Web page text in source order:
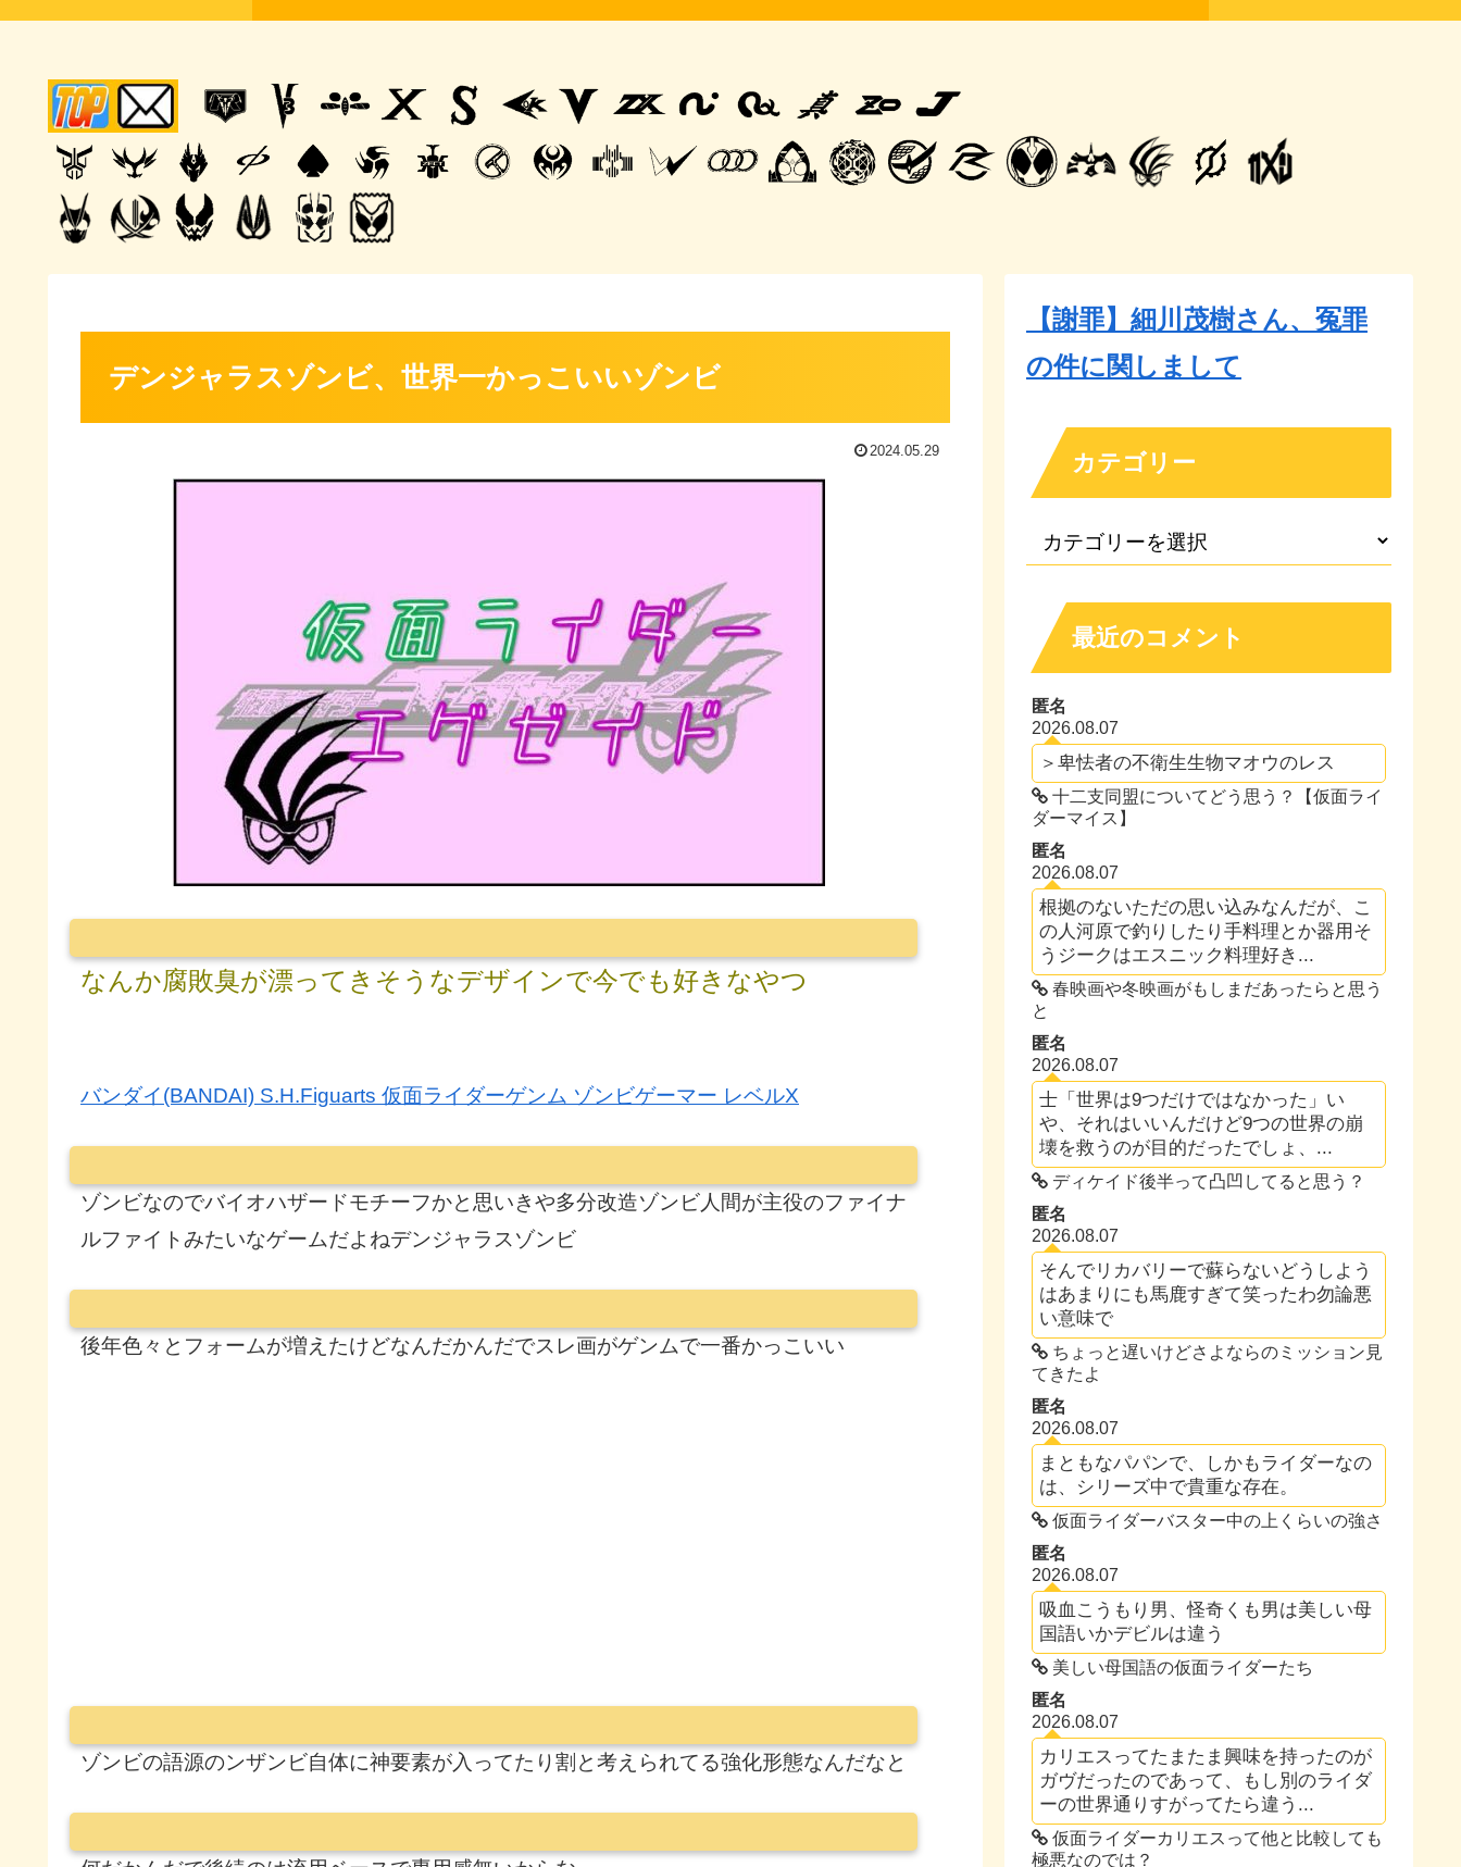
デンジャラスゾンビ、世界一かっこいいゾンビ
2024.05.29
なんか腐敗臭が漂ってきそうなデザインで今でも好きなやつ
バンダイ(BANDAI) S.H.Figuarts 仮面ライダーゲンム ゾンビゲーマー レベルX
ゾンビなのでバイオハザードモチーフかと思いきや多分改造ゾンビ人間が主役のファイナ
ルファイトみたいなゲームだよねデンジャラスゾンビ
後年色々とフォームが増えたけどなんだかんだでスレ画がゲンムで一番かっこいい
ゾンビの語源のンザンビ自体に神要素が入ってたり割と考えられてる強化形態なんだなと
【謝罪】細川茂樹さん、冤罪
の件に関しまして
カテゴリー
最近のコメント
匿名
2026.08.07
＞卑怯者の不衛生生物マオウのレス
十二支同盟についてどう思う？【仮面ライ
ダーマイス】
匿名
2026.08.07
根拠のないただの思い込みなんだが、こ
の人河原で釣りしたり手料理とか器用そ
うジークはエスニック料理好き...
春映画や冬映画がもしまだあったらと思う
と
匿名
2026.08.07
士「世界は9つだけではなかった」い
や、それはいいんだけど9つの世界の崩
壊を救うのが目的だったでしょ、...
ディケイド後半って凸凹してると思う？
匿名
2026.08.07
そんでリカバリーで蘇らないどうしよう
はあまりにも馬鹿すぎて笑ったわ勿論悪
い意味で
ちょっと遅いけどさよならのミッション見
てきたよ
匿名
2026.08.07
まともなパパンで、しかもライダーなの
は、シリーズ中で貴重な存在。
仮面ライダーバスター中の上くらいの強さ
匿名
2026.08.07
吸血こうもり男、怪奇くも男は美しい母
国語いかデビルは違う
美しい母国語の仮面ライダーたち
匿名
2026.08.07
カリエスってたまたま興味を持ったのが
ガヴだったのであって、もし別のライダ
ーの世界通りすがってたら違う...
仮面ライダーカリエスって他と比較しても
極悪なのでは？